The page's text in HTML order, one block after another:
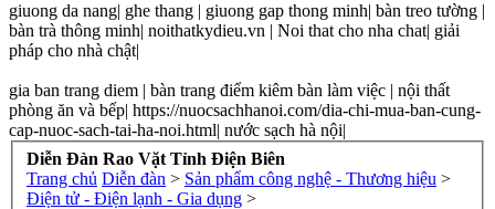
giuong da nang| ghe thang | giuong gap thong minh| bàn treo tường |
bàn trà thông minh| noithatkydieu.vn | Noi that cho nha chat| giải
pháp cho nhà chật|
gia ban trang diem | bàn trang điểm kiêm bàn làm việc | nội thất
phòng ăn và bếp| https://nuocsachhanoi.com/dia-chi-mua-ban-cung-
cap-nuoc-sach-tai-ha-noi.html| nước sạch hà nội|
Diễn Đàn Rao Vặt Tỉnh Điện Biên
Trang chủ Diễn đàn > Sản phẩm công nghệ - Thương hiệu >
Điện tử - Điện lạnh - Gia dụng >